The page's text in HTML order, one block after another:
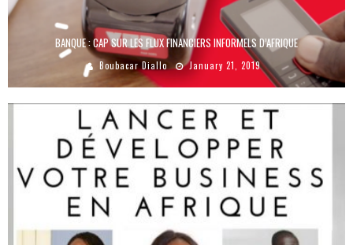
BANQUE : CAP SUR LES FLUX FINANCIERS INFORMELS D’AFRIQUE
Boubacar Diallo January 21, 2019